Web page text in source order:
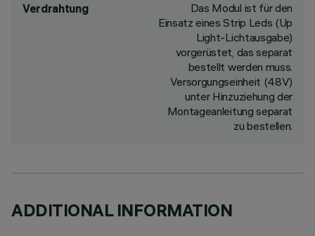
Verdrahtung
Das Modul ist für den
Einsatz eines Strip Leds (Up
Light-Lichtausgabe)
vorgerüstet, das separat
bestellt werden muss.
Versorgungseinheit (48V)
unter Hinzuziehung der
Montageanleitung separat
zu bestellen.
ADDITIONAL INFORMATION